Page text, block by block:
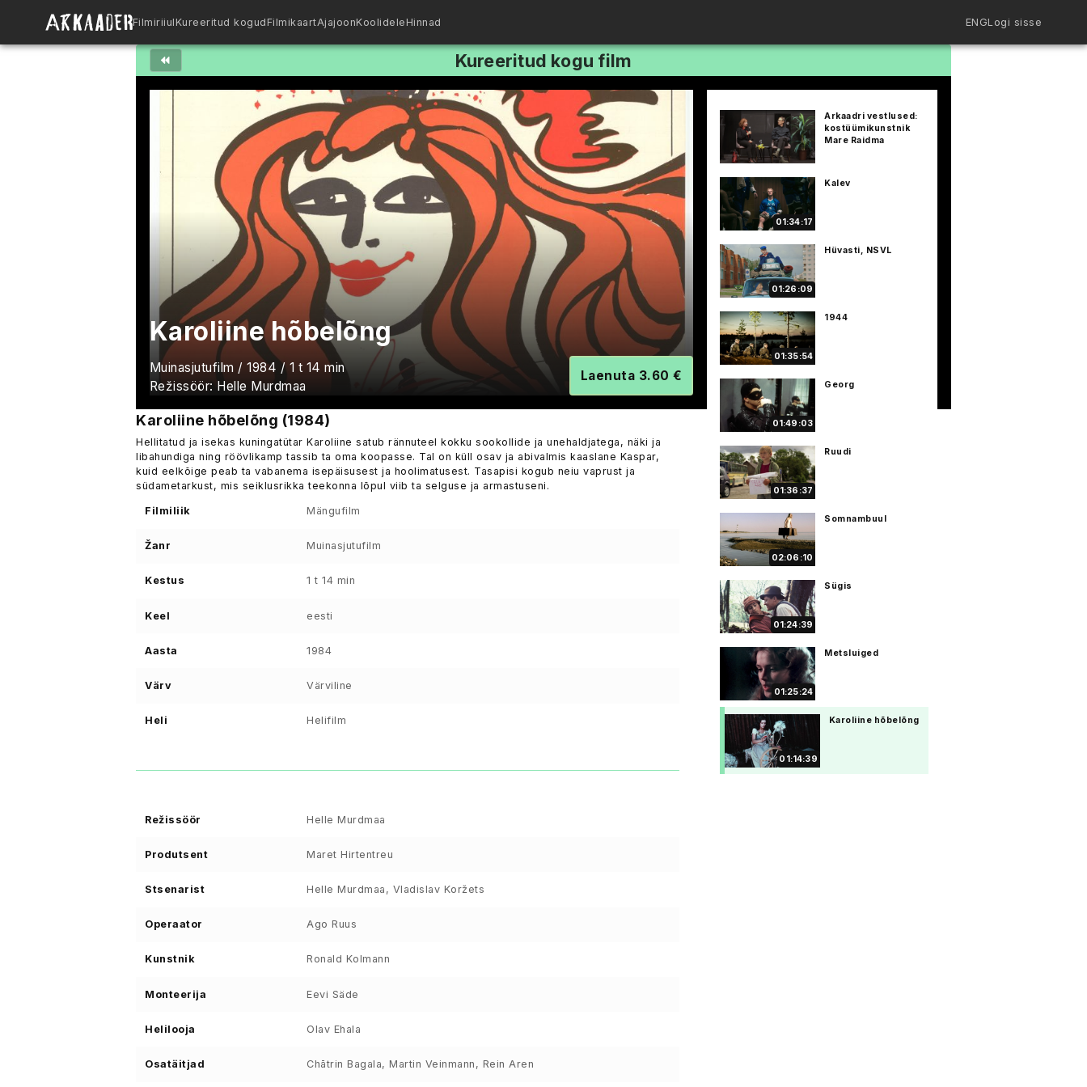
Filmiriiul Kureeritud kogud FilmikaartAjajoonKoolidele Hinnad ENGLogi sisse
Kureeritud kogu film
Karoliine hõbelõng
Muinasjutufilm / 1984 / 1 t 14 min
Režissöör: Helle Murdmaa
Laenuta 3.60 €
Karoliine hõbelõng (1984)
Hellitatud ja isekas kuningatütar Karoliine satub rännuteel kokku sookollide ja unehaldjatega, näki ja
libahundiga ning röövlikamp tassib ta oma koopasse. Tal on küll osav ja abivalmis kaaslane Kaspar,
kuid eelkõige peab ta vabanema isepäisusest ja hoolimatusest. Tasapisi kogub neiu vaprust ja
südametarkust, mis seiklusrikka teekonna lõpul viib ta selguse ja armastuseni.
Filmiliik Mängufilm
Žanr Muinasjutufilm
Kestus 1 t 14 min
Keel eesti
Aasta 1984
Värv Värviline
Heli Helifilm
Režissöör Helle Murdmaa
Produtsent Maret Hirtentreu
Stsenarist Helle Murdmaa, Vladislav Koržets
Operaator Ago Ruus
Kunstnik Ronald Kolmann
Monteerija Eevi Säde
Helilooja Olav Ehala
Osatäitjad Chātrin Bagala, Martin Veinmann, Rein Aren
Arkaadri vestlused:
kostüümikunstnik
Mare Raidma
01:34:17
Kalev
01:26:09
Hüvasti, NSVL
01:35:54
1944
01:49:03
Georg
01:36:37
Ruudi
02:06:10
Somnambuul
01:24:39
Sügis
01:25:24
Metsluiged
01:14:39
Karoliine hõbelõng